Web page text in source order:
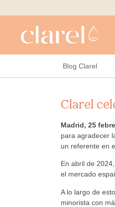
Blog Clarel
Clarel
Madrid, 25
para agradecer
un referente en
En abril de
el mercado
A lo largo de
minorista con